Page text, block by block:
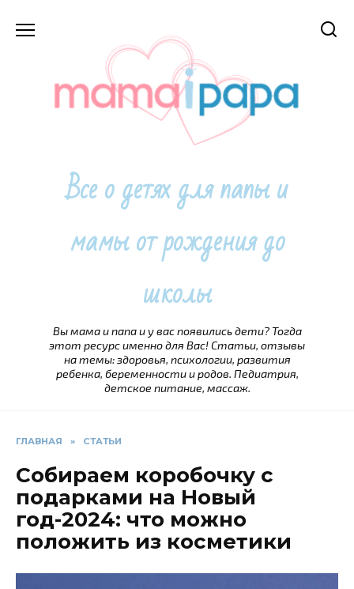
Все о детях для папы и
мамы от рождения до
школы
Вы мама и папа и у вас появились дети? Тогда
этот ресурс именно для Вас! Статьи, отзывы
на темы: здоровья, психологии, развития
ребенка, беременности и родов. Педиатрия,
детское питание, массаж.
ГЛАВНАЯ » СТАТЬИ
Собираем коробочку с
подарками на Новый
год-2024: что можно
положить из косметики